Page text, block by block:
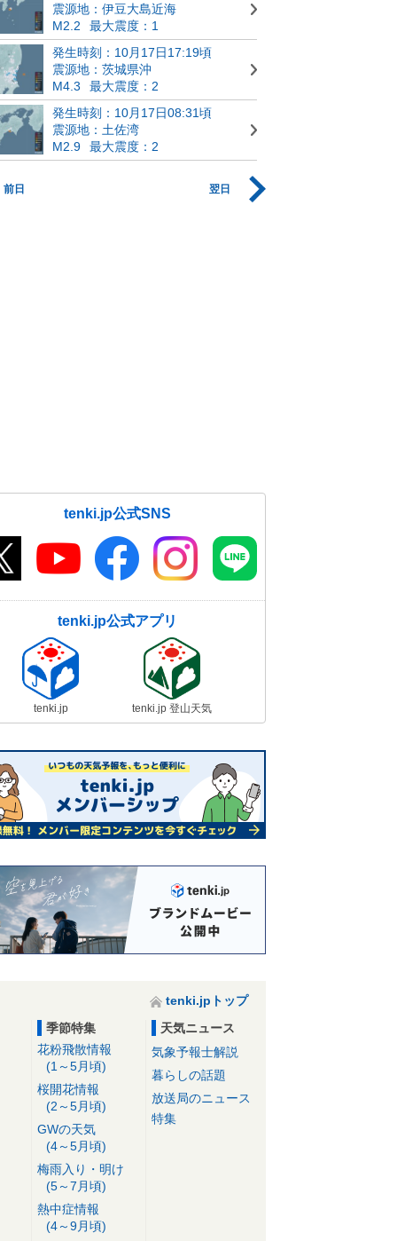
震源地：伊豆大島近海
M2.2
最大震度：1
発生時刻：10月17日17:19頃
震源地：茨城県沖
M4.3
最大震度：2
発生時刻：10月17日08:31頃
震源地：土佐湾
M2.9
最大震度：2
前日 翌日
tenki.jp公式SNS
tenki.jp公式アプリ
tenki.jp tenki.jp 登山天気
tenki.jpトップ
季節特集
花粉飛散情報
(1～5月頃)
桜開花情報
(2～5月頃)
GWの天気
(4～5月頃)
梅雨入り・明け
(5～7月頃)
熱中症情報
(4～9月頃)
天気ニュース
気象予報士解説
暮らしの話題
放送局のニュース
特集